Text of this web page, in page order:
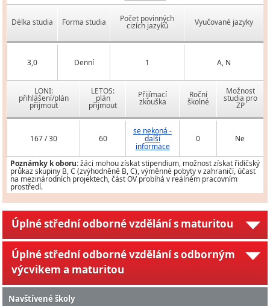
Délka studia Forma studia Počet povinných
cizích jazyků Vyučované jazyky
3,0 Denní 1 A, N
LONI:
přihlášení/plán
přijmout
LETOS:
plán
přijmout
Přijímací
zkouška
Roční
školné
Možnost
studia pro
ZP
167 / 30 60
se nekoná -
další
informace
0 Ne
Poznámky k oboru:žáci mohou získat stipendium, možnost získat řidičský
průkaz skupiny B, C (zvýhodněně B, C), výměnné pobyty v zahraničí, účast
na mezinárodních projektech, část OV probíhá v reálném pracovním
prostředí.
Úplné střední odborné vzdělání s maturitou
Úplné střední odborné vzdělání s odborným
výcvikem a maturitou
Navštívené školy